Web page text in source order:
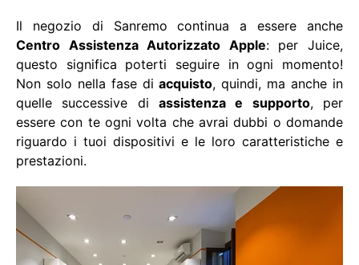
Il negozio di Sanremo continua a essere anche
Centro Assistenza Autorizzato Apple: per Juice,
questo significa poterti seguire in ogni momento!
Non solo nella fase diacquisto, quindi, ma anche in
quelle successive di assistenza e supporto, per
essere con te ogni volta che avrai dubbi o domande
riguardo i tuoi dispositivi e le loro caratteristiche e
prestazioni.